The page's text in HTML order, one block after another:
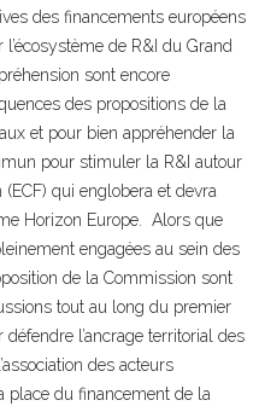
des financements européens
de R&I du Grand
sont encore
des propositions de la
et pour bien appréhender la
pour stimuler la R&I autour
qui englobera et devra
Horizon Europe. Alors que
engagées au sein des
de la Commission sont
tout au long du premier
l’ancrage territorial des
des acteurs
du financement de la